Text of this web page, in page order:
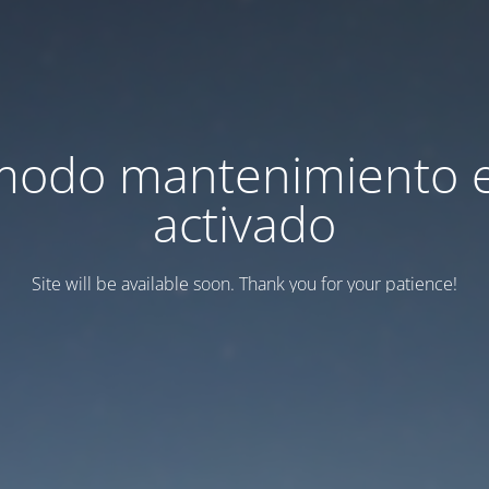
mantenimiento
activado
Site will be available soon. Thank you for your patience!